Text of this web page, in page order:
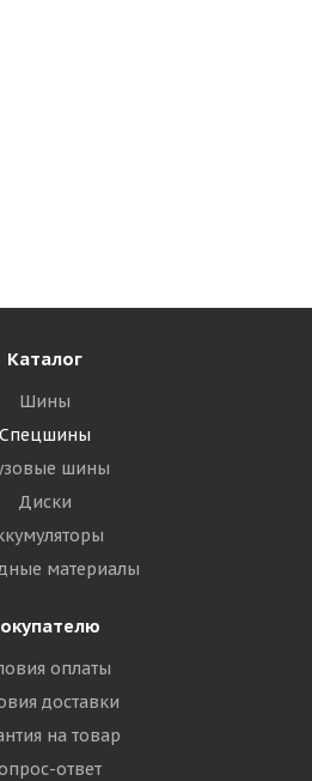
Каталог
Шины
Спецшины
шины
Диски
материалы
оплаты
доставки
на товар
ответ